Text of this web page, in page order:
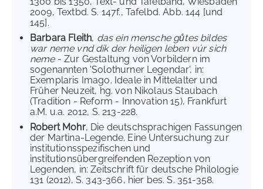
2009, Textbd. S. 147f., Tafelbd. Abb. 144 [und
145].
Barbara Fleith, das ein mensche gůtes bildes
war neme vnd dik der heiligen leben vúr sich
neme- Zur Gestaltung von Vorbildern im
sogenannten 'Solothurner Legendar', in:
Exemplaris Imago. Ideale in Mittelalter und
Früher Neuzeit, hg. von Nikolaus Staubach
(Tradition - Reform - Innovation 15), Frankfurt
a.M. u.a. 2012, S. 213-228.
Robert Mohr, Die deutschsprachigen Fassungen
der Martina-Legende. Eine Untersuchung zur
institutionsspezifischen und
institutionsübergreifenden Rezeption von
Legenden, in: Zeitschrift für deutsche Philologie
131 (2012), S. 343-366, hier bes. S. 351-358.